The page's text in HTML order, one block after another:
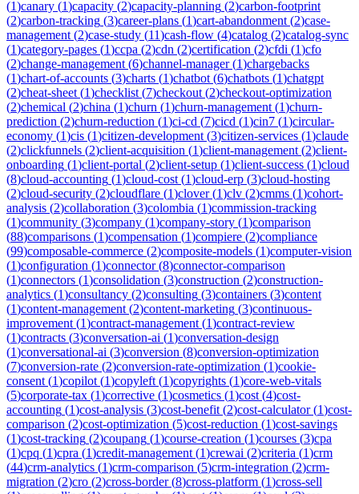
(1)canary (1)capacity (2)capacity-planning (2)carbon-footprint
(2)carbon-tracking (3)career-plans (1)cart-abandonment (2)case-
management (2)case-study (11)cash-flow (4)catalog (2)catalog-sync
(1)category-pages (1)ccpa (2)cdn (2)certification (2)cfdi (1)cfo
(2)change-management (6)channel-manager(1)chargebacks
(1)chart-of-accounts (3)charts (1)chatbot (6)chatbots (1)chatgpt
(2)cheat-sheet (1)checklist (7)checkout (2)checkout-optimization
(2)chemical (2)china (1)churn (1)churn-management (1)churn-
prediction (2)churn-reduction (1)ci-cd (7)cicd (1)cin7 (1)circular-
economy (1)cis (1)citizen-development (3)citizen-services (1)claude
(2)clickfunnels (2)client-acquisition (1)client-management (2)client-
onboarding (1)client-portal (2)client-setup (1)client-success (1)cloud
(8)cloud-accounting (1)cloud-cost (1)cloud-erp (3)cloud-hosting
(2)cloud-security (2)cloudflare (1)clover(1)clv (2)cmms (1)cohort-
analysis (2)collaboration (3)colombia (1)commission-tracking
(1)community (3)company (1)company-story (1)comparison
(88)comparisons (1)compensation (1)compiere (2)compliance
(99)composable-commerce (2)composite-models (1)computer-vision
(1)configuration (1)connector(8)connector-comparison
(1)connectors (1)consolidation (3)construction (2)construction-
analytics (1)consultancy (2)consulting (3)containers (3)content
(1)content-management (2)content-marketing (3)continuous-
improvement (1)contract-management (1)contract-review
(1)contracts (3)conversation-ai (1)conversation-design
(1)conversational-ai (3)conversion (8)conversion-optimization
(7)conversion-rate (2)conversion-rate-optimization (1)cookie-
consent (1)copilot (1)copyleft (1)copyrights (1)core-web-vitals
(5)corporate-tax (1)corrective (1)cosmetics (1)cost (4)cost-
accounting (1)cost-analysis (3)cost-benefit (2)cost-calculator(1)cost-
comparison (2)cost-optimization (5)cost-reduction (1)cost-savings
(1)cost-tracking (2)coupang (1)course-creation (1)courses (3)cpa
(1)cpq (1)cpra (1)credit-management (1)crewai (2)criteria (1)crm
(44)crm-analytics (1)crm-comparison (5)crm-integration (2)crm-
migration (2)cro (2)cross-border(8)cross-platform (1)cross-sell